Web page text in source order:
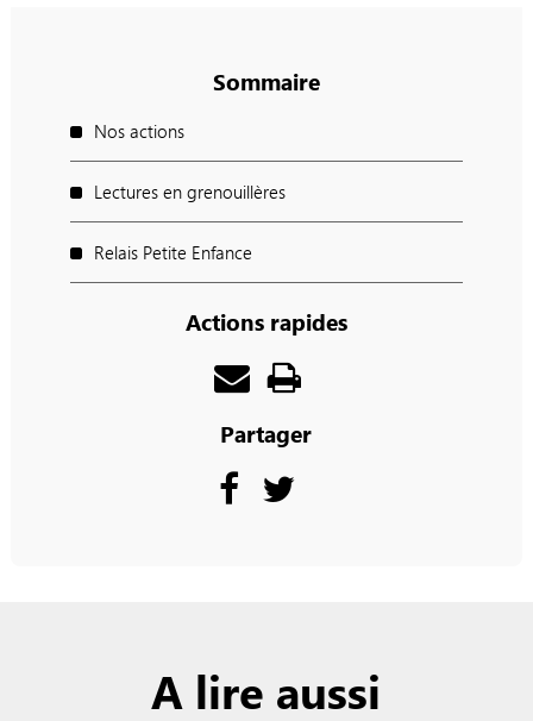
Sommaire
Nos actions
Lectures en grenouillères
Relais Petite Enfance
Actions rapides
Partager
A lire aussi